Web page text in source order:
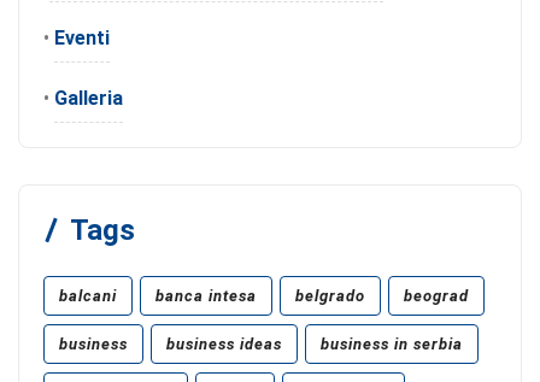
• Eventi
• Galleria
Tags
balcani banca intesa belgrado beograd
business business ideas business in serbia